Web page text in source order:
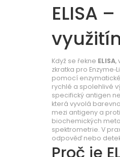
ELISA
Když se řekne ELISA,
zkratka pro
pomocí
rychlé a spolehlivé
specifický antigen
která vyvolá
mezi antigeny a
biochemických
spektrometrie. V
odpověď nebo